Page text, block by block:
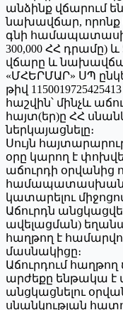
անձինք վճարում
նախավճար, որոնք
գնի
300,000 ՀՀ դրամը)
վճարը և
«ՄՀԵՐՄԱՐ» ՍՊ
թիվ
հաշվին՝ մինչև
հայտ(եր)ը ՀՀ
ներկայացնելը։
Սույն
օրը կարող է
աճուրդի օրվանից
համապատասխան
կատարելու
Աճուրդն
ավելացման)
հաղթող է
մասնակիցը։
Աճուրդում հաղթող
արժեքը ենթակա է
անցկացնելու
սնանկության